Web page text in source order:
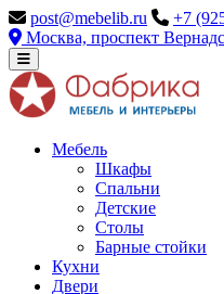
post@mebelib.ru +7
Москва, проспект
Мебель
Шкафы
Спальни
Детские
Столы
Барные стойки
Кухни
Двери